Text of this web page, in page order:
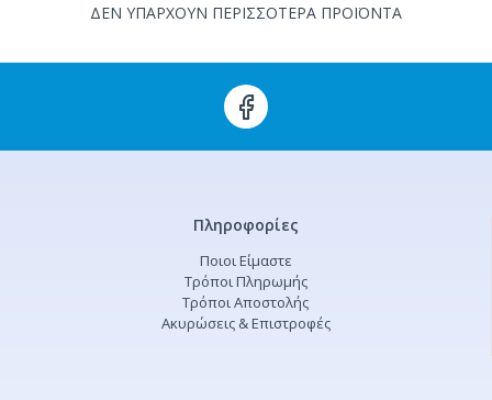
ΔΕΝ ΥΠΑΡΧΟΥΝ ΠΕΡΙΣΣΟΤΕΡΑ ΠΡΟΪΟΝΤΑ
Πληροφορίες
Ποιοι Είμαστε
Τρόποι Πληρωμής
Τρόποι Αποστολής
Ακυρώσεις & Επιστροφές